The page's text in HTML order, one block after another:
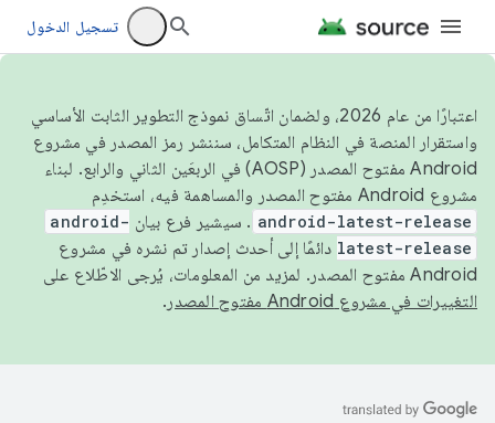
تسجيل الدخول
اعتبارًا من عام 2026، ولضمان اتّساق نموذج التطوير الثابت الأساسي
واستقرار المنصة في النظام المتكامل، سننشر رمز المصدر في مشروع
Android مفتوح المصدر (AOSP) في الربعَين الثاني والرابع. لبناء
مشروع Android مفتوح المصدر والمساهمة فيه، استخدِم
android-latest-release . سيشير فرع بيان android-
latest-release دائمًا إلى أحدث إصدار تم نشره في مشروع
Android مفتوح المصدر. لمزيد من المعلومات، يُرجى الاطّلاع على
التغييرات في مشروع Android مفتوح المصدر
.